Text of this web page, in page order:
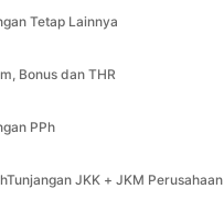
Tetap Lainnya
Bonus dan THR
PPh
JKK + JKM Perusahaan